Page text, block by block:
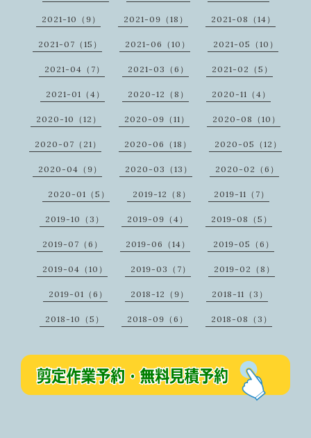
2021-10（9） 2021-09（18） 2021-08（14）
2021-07（15） 2021-06（10） 2021-05（10）
2021-04（7） 2021-03（6） 2021-02（5）
2021-01（4） 2020-12（8） 2020-11（4）
2020-10（12） 2020-09（11） 2020-08（10）
2020-07（21） 2020-06（18） 2020-05（12）
2020-04（9） 2020-03（13） 2020-02（6）
2020-01（5） 2019-12（8） 2019-11（7）
2019-10（3） 2019-09（4） 2019-08（5）
2019-07（6） 2019-06（14） 2019-05（6）
2019-04（10） 2019-03（7） 2019-02（8）
2019-01（6） 2018-12（9） 2018-11（3）
2018-10（5） 2018-09（6） 2018-08（3）